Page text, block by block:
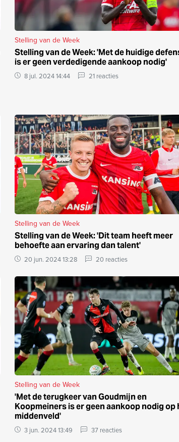
Stelling van de Week
Stelling van de Week: 'Met de huidige
is er geen verdedigende aankoop nodig'
8 jul. 2024 14:44 21 reacties
Stelling van de Week
Stelling van de Week: 'Dit team heeft meer
behoefte aan ervaring dan talent'
20 jun. 2024 13:28 20 reacties
Stelling van de Week
'Met de terugkeer van Goudmijn en
Koopmeiners is er geen aankoop nodig op
middenveld'
3 jun. 2024 13:49 37 reacties